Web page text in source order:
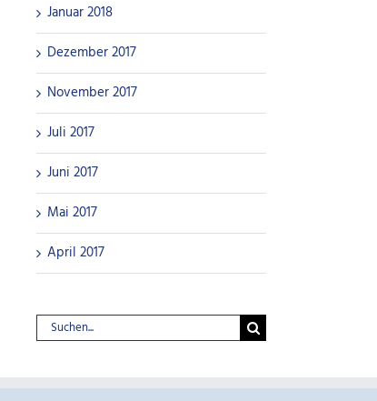
Januar 2018
Dezember 2017
November 2017
Juli 2017
Juni 2017
Mai 2017
April 2017
Suche
nach: